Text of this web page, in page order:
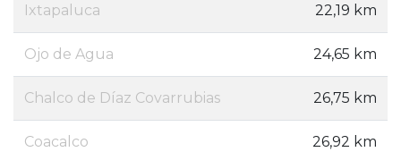
Ixtapaluca 22,19 km
Ojo de Agua 24,65 km
Chalco de Díaz Covarrubias 26,75 km
Coacalco 26,92 km